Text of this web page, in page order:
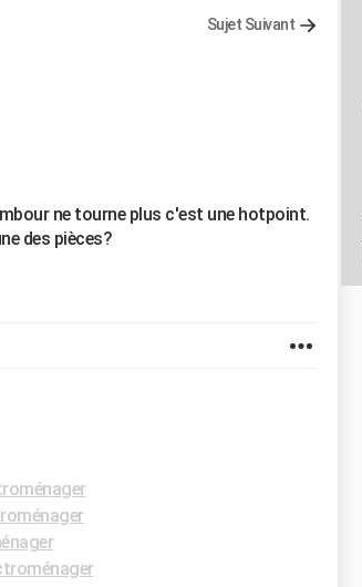
Sujet Suivant
ne tourne plus c'est une hotpoint.
des pièces?